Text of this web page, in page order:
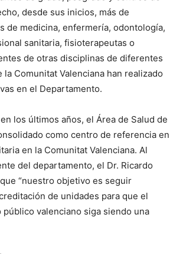
desde sus inicios, más de
de medicina, enfermería, odontología,
sanitaria, fisioterapeutas o
de otras disciplinas de diferentes
la Comunitat Valenciana han realizado
en el Departamento.
los últimos años, el Área de Salud de
como centro de referencia en
en la Comunitat Valenciana. Al
del departamento, el Dr. Ricardo
“nuestro objetivo es seguir
de unidades para que el
público valenciano siga siendo una